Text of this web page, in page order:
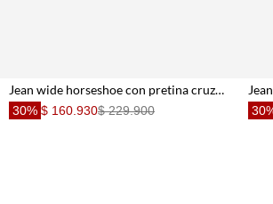
Jean wide horseshoe con pretina cruzada en algodón azul lavado para mujer
30% $ 160.930$ 229.900